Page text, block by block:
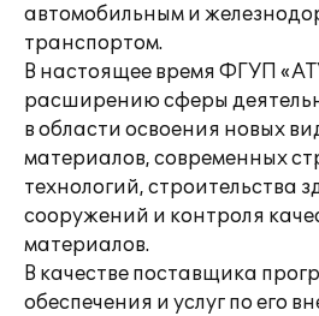
автомобильным и
транспортом.
В настоящее время ФГУП
расширению сферы
в области освоения новых
материалов, современных
технологий, строительства
сооружений и контроля
материалов.
В качестве поставщика
обеспечения и услуг по его